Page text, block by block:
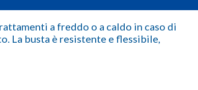
a freddo o a caldo in caso di
La busta è resistente e flessibile,